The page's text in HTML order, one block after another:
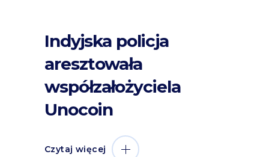
Indyjska policja
aresztowała
współzałożyciela
Unocoin
Czytaj więcej